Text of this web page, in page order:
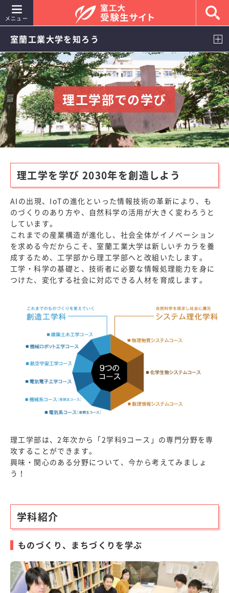
入試情報
室蘭工業大学を知ろう
イベント情報
キャンパスライフ
就職・進路
室工大女子
よくあるご質問
室蘭工業大学 大学公式サイト
資料請求
デジタル
パンフレット
学生募集
お問い合わせ
標準 拡大 標準
メニュー
理工学部での学び
理工学を学び 2030年を創造しよう
AIの出現、IoTの進化といった情報技術の革新により、も
のづくりのあり方や、自然科学の活用が大きく変わろうと
しています。
これまでの産業構造が進化し、社会全体がイノベーション
を求める今だからこそ、室蘭工業大学は新しいチカラを養
成するため、工学部から理工学部へと改組いたします。
工学・科学の基礎と、技術者に必要な情報処理能力を身に
つけた、変化する社会に対応できる人材を育成します。
理工学部は、2年次から「2学科9コース」の専門分野を専
攻することができます。
興味・関心のある分野について、今から考えてみましょ
う！
学科紹介
ものづくり、まちづくりを学ぶ
室蘭工業大学を知ろう